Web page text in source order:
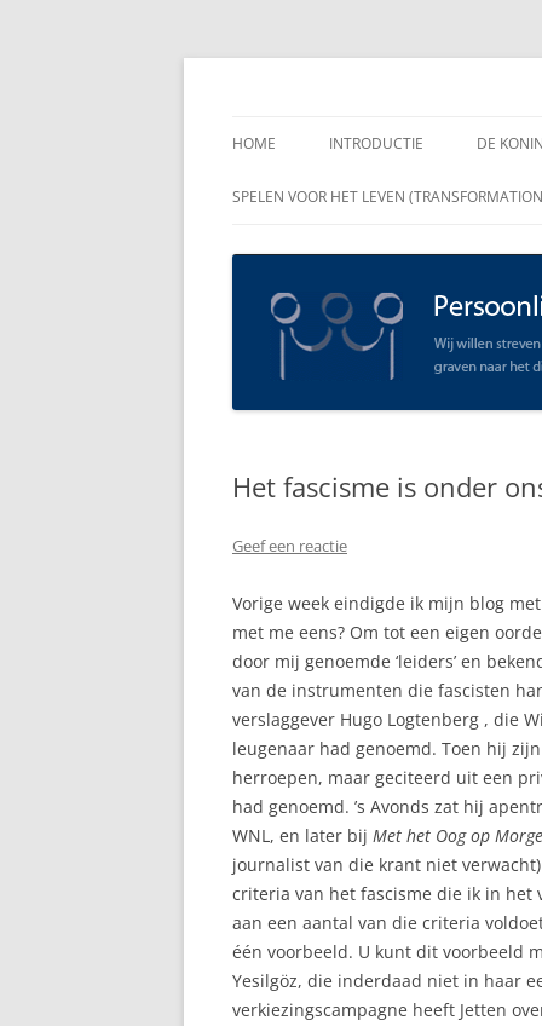
Spring
HOME INTRODUCTIE DE
ENKELE
OPEN
SPELEN VOOR HET LEVEN
Het fascisme is onder
Geef een reactie
Vorige week eindigde ik mijn blog
met me eens? Om tot een eigen
door mij genoemde ‘leiders’ en
van de instrumenten die fascisten
verslaggever Hugo Logtenberg , die
leugenaar had genoemd. Toen hij
herroepen, maar geciteerd uit een
had genoemd. ’s Avonds zat hij
WNL, en later bij Met het Oog op
journalist van die krant niet
criteria van het fascisme die ik in
aan een aantal van die criteria
één voorbeeld. U kunt dit voorbeeld
Yesilgöz, die inderdaad niet in haar
verkiezingscampagne heeft Jetten